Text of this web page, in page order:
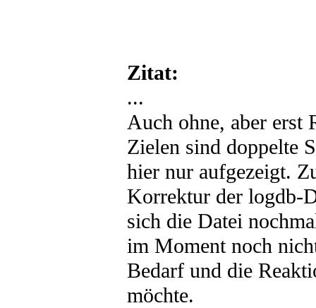
Zitat:
...
Auch ohne, aber erst
Zielen sind doppelte
hier nur aufgezeigt.
Korrektur der logdb-
sich die Datei
im Moment noch
Bedarf und die
möchte.